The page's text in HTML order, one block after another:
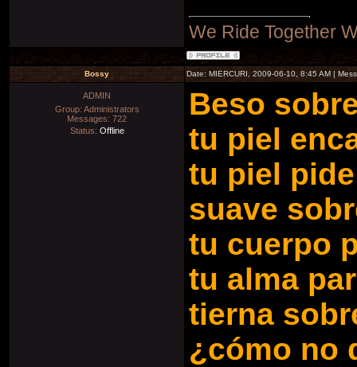
We Ride Together
Bossy Date: MIERCURI, 2009-06-10, 8:45 AM |
ADMIN
Group: Administrators
Messages: 722
Status: Offline
Beso
tu piel
tu piel
suave
tu cuerpo
tu alma
tierna
¿cómo no